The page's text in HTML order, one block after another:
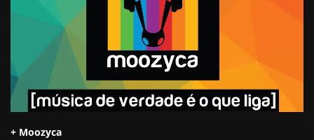
+ Moozyca